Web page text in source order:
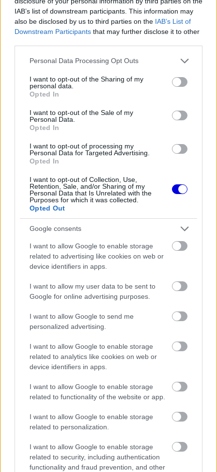
IAB’s list of downstream participants. This information may
also be disclosed by us to third parties on the IAB’s List of
Downstream Participants that may further disclose it to other
Please note that this website/app uses one or more Google
not limited to your visit or usage behaviour. You may click to
grant or deny consent to Google and its third-party tags to
use your data for below specified purposes in below Google
consent section.
Personal Data Processing Opt Outs
I want to opt-out of the Sharing of my
personal data.
Opted In
I want to opt-out of the Sale of my
Personal Data.
Opted In
I want to opt-out of processing my
Personal Data for Targeted Advertising.
Opted In
I want to opt-out of Collection, Use,
Retention, Sale, and/or Sharing of my
Personal Data that Is Unrelated with the
Purposes for which it was collected.
Opted Out
Google consents
I want to allow Google to enable storage
related to advertising like cookies on web or
device identifiers in apps.
I want to allow my user data to be sent to
Google for online advertising purposes.
I want to allow Google to send me
personalized advertising.
I want to allow Google to enable storage
related to analytics like cookies on web or
device identifiers in apps.
I want to allow Google to enable storage
related to functionality of the website or app.
I want to allow Google to enable storage
related to personalization.
I want to allow Google to enable storage
related to security, including authentication
functionality and fraud prevention, and other
FORMA-1
Döbbenetes adatgyűjtéssel
döntött a Ferrari Sainz és Ricciardo
között
A saját protezsáltja állhat Max
Verstappen útjába a jövőben
megmentője
Max Verstappen a mezőny legjobbja, és idén
ötödik vagy hatodik lesz a világbajnokságban,
vagyis valamennyire az autótól függsz” – mondta
Hill az Autosport Instagram-bejegyzése alatt
ezt írta. „Micsoda ostobaság! Ezzel nagyon nem
jelenleg a rajtrács leglassabb autóját vezeti, emiatt
nála szinte állandóvá vált a Q1-es búcsú, a
Barcelona-Katalónia Nagydíjon pedig egy hosszú
sorozata is megszakadt.
A spanyol 42 egymást követő alkalommal múlta
véget ért. Ráadásul két másodperccel maradt el